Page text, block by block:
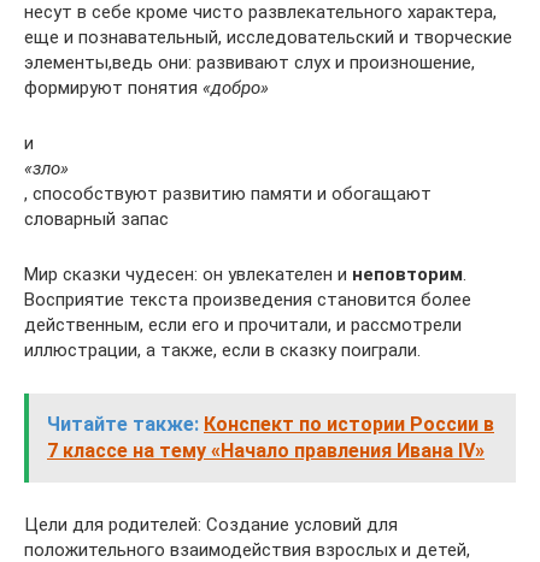
несут в себе кроме чисто развлекательного характера,
еще и познавательный, исследовательский и творческие
элементы,ведь они: развивают слух и произношение,
формируют понятия «добро»
и
«зло»
, способствуют развитию памяти и обогащают
словарный запас
Мир сказки чудесен: он увлекателен и неповторим.
Восприятие текста произведения становится более
действенным, если его и прочитали, и рассмотрели
иллюстрации, а также, если в сказку поиграли.
Читайте также: Конспект по истории России в
7 классе на тему «Начало правления Ивана IV»
Цели для родителей: Создание условий для
положительного взаимодействия взрослых и детей,